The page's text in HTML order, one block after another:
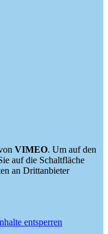
VIMEO. Um auf den
auf die Schaltfläche
an Drittanbieter
entsperren